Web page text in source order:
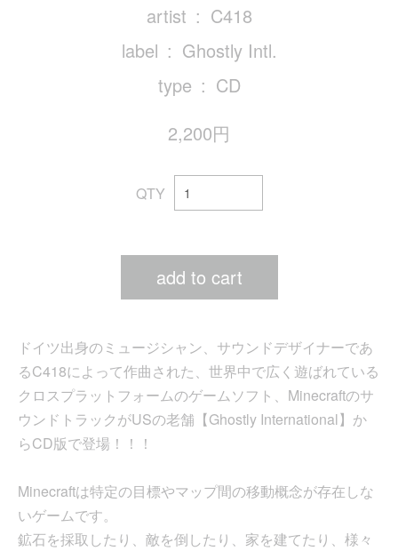
artist
C418
label
Ghostly Intl.
type
CD
2,200円
QTY
add to cart
ドイツ出身のミュージシャン、サウンドデザイナーであ
るC418によって作曲された、世界中で広く遊ばれている
クロスプラットフォームのゲームソフト、Minecraftのサ
ウンドトラックがUSの老舗【Ghostly International】か
らCD版で登場！！！
Minecraftは特定の目標やマップ間の移動概念が存在しな
いゲームです。
鉱石を採取したり、敵を倒したり、家を建てたり、様々